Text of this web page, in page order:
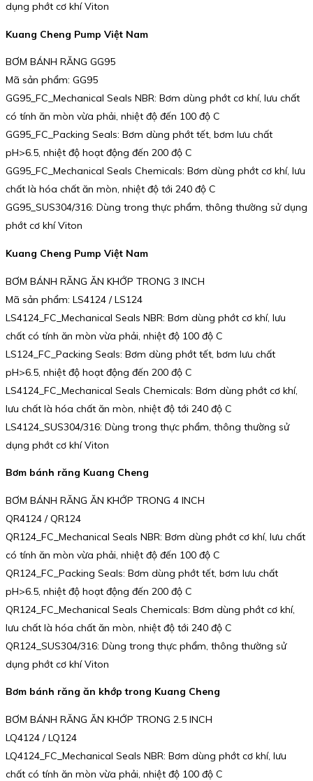
dụng phớt cơ khí Viton
Kuang Cheng Pump Việt Nam
BƠM BÁNH RĂNG GG95
Mã sản phẩm: GG95
GG95_FC_Mechanical Seals NBR: Bơm dùng phớt cơ khí, lưu chất
có tính ăn mòn vừa phải, nhiệt độ đến 100 độ C
GG95_FC_Packing Seals: Bơm dùng phớt tết, bơm lưu chất
pH>6.5, nhiệt độ hoạt động đến 200 độ C
GG95_FC_Mechanical Seals Chemicals: Bơm dùng phớt cơ khí, lưu
chất là hóa chất ăn mòn, nhiệt độ tới 240 độ C
GG95_SUS304/316: Dùng trong thực phẩm, thông thường sử dụng
phớt cơ khí Viton
Kuang Cheng Pump Việt Nam
BƠM BÁNH RĂNG ĂN KHỚP TRONG 3 INCH
Mã sản phẩm: LS4124 / LS124
LS4124_FC_Mechanical Seals NBR: Bơm dùng phớt cơ khí, lưu
chất có tính ăn mòn vừa phải, nhiệt độ 100 độ C
LS124_FC_Packing Seals: Bơm dùng phớt tết, bơm lưu chất
pH>6.5, nhiệt độ hoạt động đến 200 độ C
LS4124_FC_Mechanical Seals Chemicals: Bơm dùng phớt cơ khí,
lưu chất là hóa chất ăn mòn, nhiệt độ tới 240 độ C
LS4124_SUS304/316: Dùng trong thực phẩm, thông thường sử
dụng phớt cơ khí Viton
Bơm bánh răng Kuang Cheng
BƠM BÁNH RĂNG ĂN KHỚP TRONG 4 INCH
QR4124 / QR124
QR124_FC_Mechanical Seals NBR: Bơm dùng phớt cơ khí, lưu chất
có tính ăn mòn vừa phải, nhiệt độ đến 100 độ C
QR124_FC_Packing Seals: Bơm dùng phớt tết, bơm lưu chất
pH>6.5, nhiệt độ hoạt động đến 200 độ C
QR124_FC_Mechanical Seals Chemicals: Bơm dùng phớt cơ khí,
lưu chất là hóa chất ăn mòn, nhiệt độ tới 240 độ C
QR124_SUS304/316: Dùng trong thực phẩm, thông thường sử
dụng phớt cơ khí Viton
Bơm bánh răng ăn khớp trong Kuang Cheng
BƠM BÁNH RĂNG ĂN KHỚP TRONG 2.5 INCH
LQ4124 / LQ124
LQ4124_FC_Mechanical Seals NBR: Bơm dùng phớt cơ khí, lưu
chất có tính ăn mòn vừa phải, nhiệt độ 100 độ C